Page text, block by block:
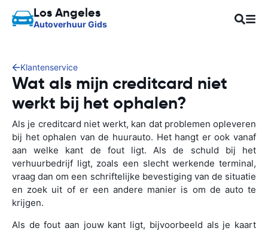
Los Angeles
Autoverhuur Gids
Klantenservice
Wat als mijn creditcard niet
werkt bij het ophalen?
Als je creditcard niet werkt, kan dat problemen opleveren
bij het ophalen van de huurauto. Het hangt er ook vanaf
aan welke kant de fout ligt. Als de schuld bij het
verhuurbedrijf ligt, zoals een slecht werkende terminal,
vraag dan om een schriftelijke bevestiging van de situatie
en zoek uit of er een andere manier is om de auto te
krijgen.
Als de fout aan jouw kant ligt, bijvoorbeeld als je kaart